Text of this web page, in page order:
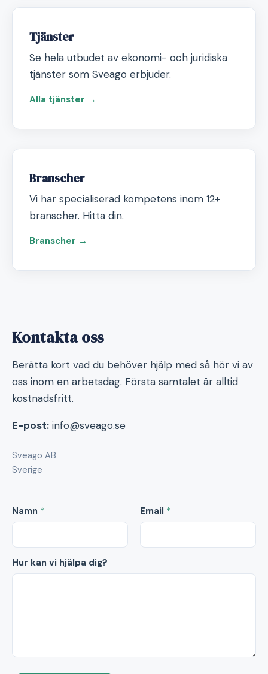
Tjänster
Se hela utbudet av ekonomi- och juridiska
tjänster som Sveago erbjuder.
Alla tjänster →
Branscher
Vi har specialiserad kompetens inom 12+
branscher. Hitta din.
Branscher →
Kontakta oss
Berätta kort vad du behöver hjälp med så hör vi av
oss inom en arbetsdag. Första samtalet är alltid
kostnadsfritt.
E-post: info@sveago.se
Sveago AB
Sverige
Namn * Email *
Hur kan vi hjälpa dig?